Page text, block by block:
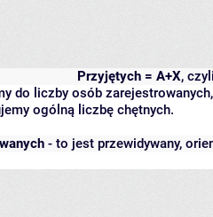
Przyjętych = A+X,
do liczby osób
ogólną liczbę chętnych.
- to jest przewidywany,